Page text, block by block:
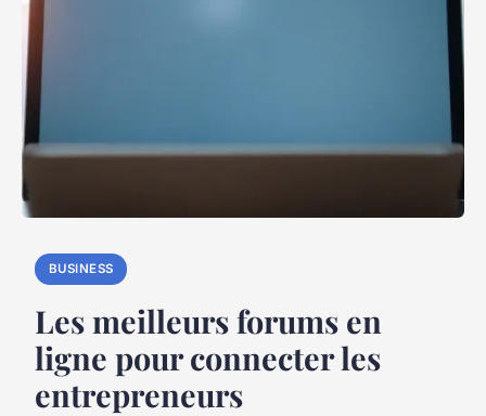
BUSINESS
Les meilleurs forums en
ligne pour connecter les
entrepreneurs